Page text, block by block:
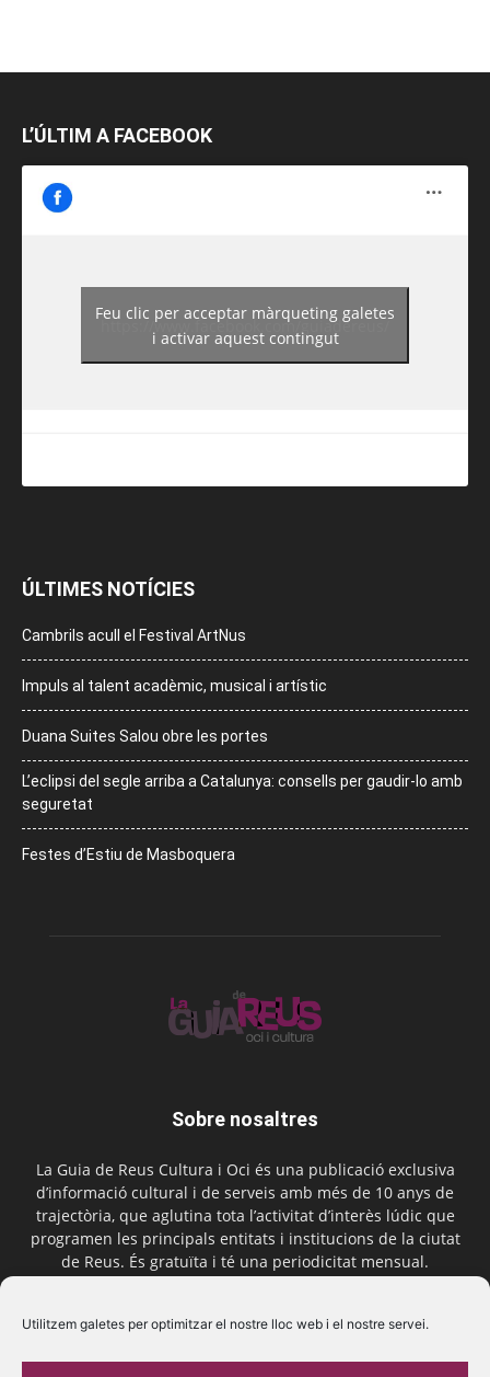
Utilitzem galetes per optimitzar el nostre lloc web i el nostre servei.
L’ÚLTIM A FACEBOOK
https://www.facebook.com/guiadereus/
Feu clic per acceptar màrqueting galetes
i activar aquest contingut
ÚLTIMES NOTÍCIES
Cambrils acull el Festival ArtNus
Impuls al talent acadèmic, musical i artístic
Duana Suites Salou obre les portes
L’eclipsi del segle arriba a Catalunya: consells per gaudir-lo amb
seguretat
Festes d’Estiu de Masboquera
Sobre nosaltres
La Guia de Reus Cultura i Oci és una publicació exclusiva
d’informació cultural i de serveis amb més de 10 anys de
trajectòria, que aglutina tota l’activitat d’interès lúdic que
programen les principals entitats i institucions de la ciutat
de Reus. És gratuïta i té una periodicitat mensual.